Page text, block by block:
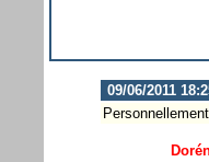
09/06/2011